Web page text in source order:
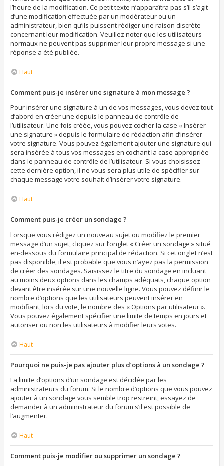
l’heure de la modification. Ce petit texte n’apparaîtra pas s’il s’agit
d’une modification effectuée par un modérateur ou un
administrateur, bien qu’ils puissent rédiger une raison discrète
concernant leur modification. Veuillez noter que les utilisateurs
normaux ne peuvent pas supprimer leur propre message si une
réponse a été publiée.
Haut
Comment puis-je insérer une signature à mon message ?
Pour insérer une signature à un de vos messages, vous devez tout
d’abord en créer une depuis le panneau de contrôle de
l’utilisateur. Une fois créée, vous pouvez cocher la case « Insérer
une signature » depuis le formulaire de rédaction afin d’insérer
votre signature. Vous pouvez également ajouter une signature qui
sera insérée à tous vos messages en cochant la case appropriée
dans le panneau de contrôle de l’utilisateur. Si vous choisissez
cette dernière option, il ne vous sera plus utile de spécifier sur
chaque message votre souhait d’insérer votre signature.
Haut
Comment puis-je créer un sondage ?
Lorsque vous rédigez un nouveau sujet ou modifiez le premier
message d’un sujet, cliquez sur l’onglet « Créer un sondage » situé
en-dessous du formulaire principal de rédaction. Si cet onglet n’est
pas disponible, il est probable que vous n’ayez pas la permission
de créer des sondages. Saisissez le titre du sondage en incluant
au moins deux options dans les champs adéquats, chaque option
devant être insérée sur une nouvelle ligne. Vous pouvez définir le
nombre d’options que les utilisateurs peuvent insérer en
modifiant, lors du vote, le nombre des « Options par utilisateur ».
Vous pouvez également spécifier une limite de temps en jours et
autoriser ou non les utilisateurs à modifier leurs votes.
Haut
Pourquoi ne puis-je pas ajouter plus d’options à un sondage ?
La limite d’options d’un sondage est décidée par les
administrateurs du forum. Si le nombre d’options que vous pouvez
ajouter à un sondage vous semble trop restreint, essayez de
demander à un administrateur du forum s’il est possible de
l’augmenter.
Haut
Comment puis-je modifier ou supprimer un sondage ?